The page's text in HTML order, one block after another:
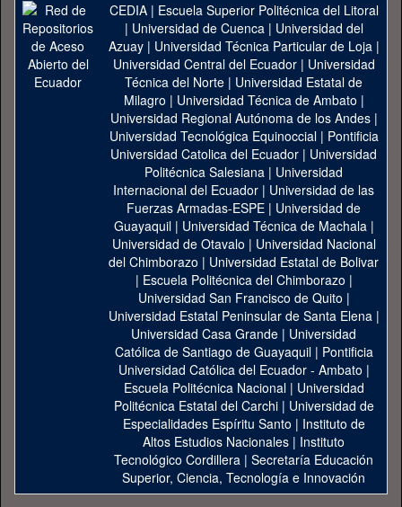
CEDIA| Escuela Superior Politécnica del Litoral
| Universidad de Cuenca| Universidad del
Azuay| Universidad Técnica Particular de Loja|
Universidad Central del Ecuador| Universidad
Técnica del Norte | Universidad Estatal de
Milagro | Universidad Técnica de Ambato |
Universidad Regional Autónoma de los Andes|
Universidad Tecnológica Equinoccial| Pontificia
Universidad Catolica del Ecuador | Universidad
Politécnica Salesiana | Universidad
Internacional del Ecuador | Universidad de las
Fuerzas Armadas-ESPE | Universidad de
Guayaquil| Universidad Técnica de Machala|
Universidad de Otavalo | Universidad Nacional
del Chimborazo | Universidad Estatal de Bolivar
| Escuela Politécnica del Chimborazo |
Universidad San Francisco de Quito |
Universidad Estatal Peninsular de Santa Elena|
Universidad Casa Grande | Universidad
Católica de Santiago de Guayaquil| Pontificia
Universidad Católica del Ecuador - Ambato |
Escuela Politécnica Nacional| Universidad
Politécnica Estatal del Carchi| Universidad de
Especialidades Espíritu Santo | Instituto de
Altos Estudios Nacionales | Instituto
Tecnológico Cordillera | Secretaría Educación
Superior, Ciencia, Tecnología e Innovación